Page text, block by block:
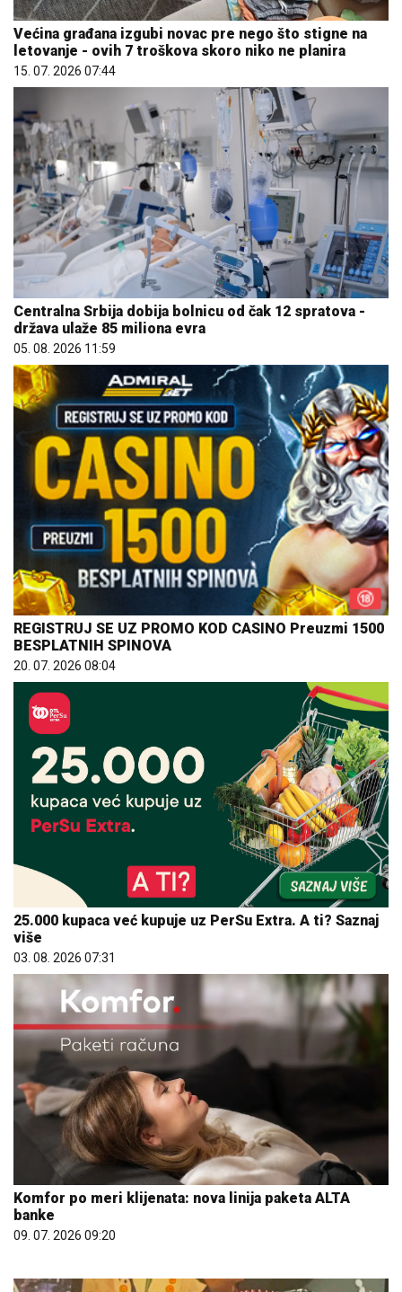
Većina građana izgubi novac pre nego što stigne na
letovanje - ovih 7 troškova skoro niko ne planira
15. 07. 2026 07:44
Centralna Srbija dobija bolnicu od čak 12 spratova -
država ulaže 85 miliona evra
05. 08. 2026 11:59
REGISTRUJ SE UZ PROMO KOD CASINO Preuzmi 1500
BESPLATNIH SPINOVA
20. 07. 2026 08:04
25.000 kupaca već kupuje uz PerSu Extra. A ti? Saznaj
više
03. 08. 2026 07:31
Komfor po meri klijenata: nova linija paketa ALTA
banke
09. 07. 2026 09:20